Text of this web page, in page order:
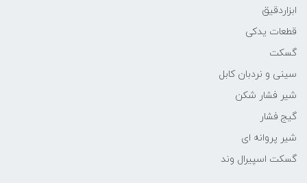
ابزاردقیق
قطعات یدکی
گسکت
سینی و نردبان کابل
شیر فشار شکن
گیج فشار
شیر پروانه ای
گسکت اسپیرال وند